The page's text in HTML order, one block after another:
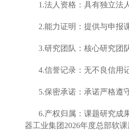
1.法人资格：具有独立法
2.能力证明：提供与申报
3.研究团队：核心研究团
4.信誉记录：无不良信用
5.保密承诺：承诺严格遵
6.产权归属：课题研究成
器工业集团2026年度总部软课